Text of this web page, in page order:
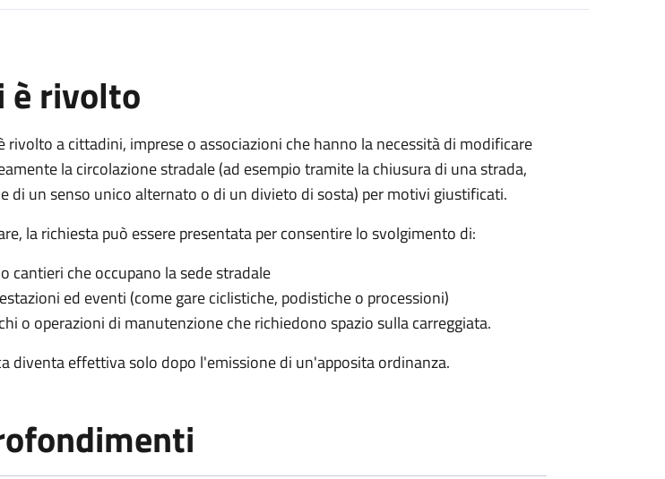
è rivolto
rivolto a cittadini, imprese o associazioni che hanno la necessità di modificare
la circolazione stradale (ad esempio tramite la chiusura di una strada,
di un senso unico alternato o di un divieto di sosta) per motivi giustificati.
la richiesta può essere presentata per consentire lo svolgimento di:
cantieri che occupano la sede stradale
ed eventi (come gare ciclistiche, podistiche o processioni)
o operazioni di manutenzione che richiedono spazio sulla carreggiata.
diventa effettiva solo dopo l'emissione di un'apposita ordinanza.